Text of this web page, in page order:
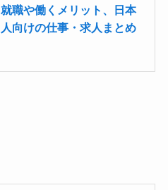
就職や働くメリット、日本
人向けの仕事・求人まとめ